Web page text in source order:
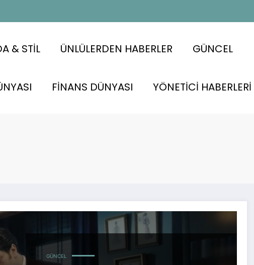
& STİL ÜNLÜLERDEN HABERLER GÜNCEL
FİNANS DÜNYASI YÖNETİCİ HABERLERİ
GÜNCEL